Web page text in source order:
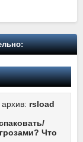
rsload
Что